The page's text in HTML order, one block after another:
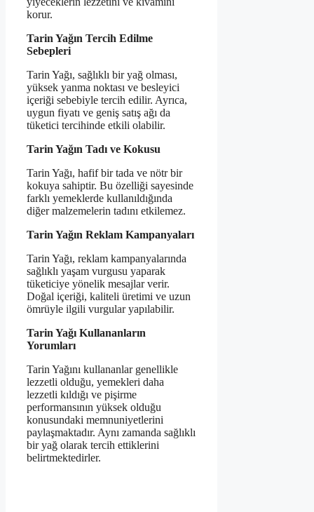
korur.
Tarin Yağın Tercih Edilme
Sebepleri
Tarin Yağı, sağlıklı bir yağ olması,
yüksek yanma noktası ve besleyici
içeriği sebebiyle tercih edilir. Ayrıca,
uygun fiyatı ve geniş satış ağı da
tüketici tercihinde etkili olabilir.
Tarin Yağın Tadı ve Kokusu
Tarin Yağı, hafif bir tada ve nötr bir
kokuya sahiptir. Bu özelliği sayesinde
farklı yemeklerde kullanıldığında
diğer malzemelerin tadını etkilemez.
Tarin Yağın Reklam Kampanyaları
Tarin Yağı, reklam kampanyalarında
sağlıklı yaşam vurgusu yaparak
tüketiciye yönelik mesajlar verir.
Doğal içeriği, kaliteli üretimi ve uzun
ömrüyle ilgili vurgular yapılabilir.
Tarin Yağı Kullananların
Yorumları
Tarin Yağını kullananlar genellikle
lezzetli olduğu, yemekleri daha
lezzetli kıldığı ve pişirme
performansının yüksek olduğu
konusundaki memnuniyetlerini
paylaşmaktadır. Aynı zamanda sağlıklı
bir yağ olarak tercih ettiklerini
belirtmektedirler.